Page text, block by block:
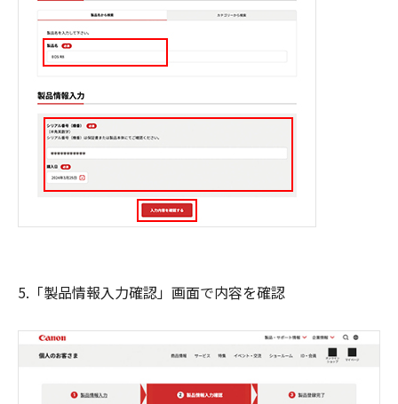
5.「製品情報入力確認」画面で内容を確認